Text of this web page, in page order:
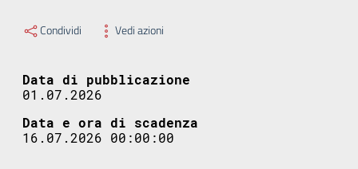
Condividi Vedi azioni
Data di pubblicazione
01.07.2026
Data e ora di scadenza
16.07.2026 00:00:00